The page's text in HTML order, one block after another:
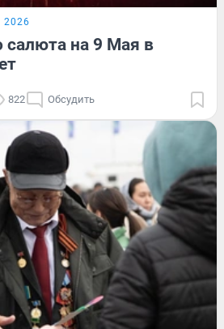
салюта на 9 Мая в
822 Обсудить